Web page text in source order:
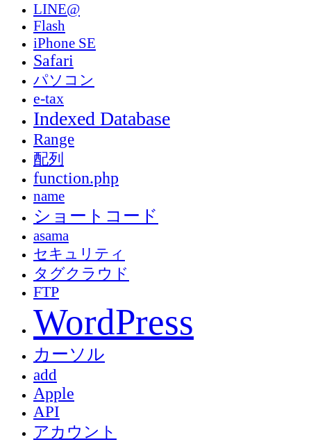
LINE@
Flash
iPhone SE
Safari
パソコン
e-tax
Indexed Database
Range
配列
function.php
name
ショートコード
asama
セキュリティ
タグクラウド
FTP
WordPress
カーソル
add
Apple
API
アカウント